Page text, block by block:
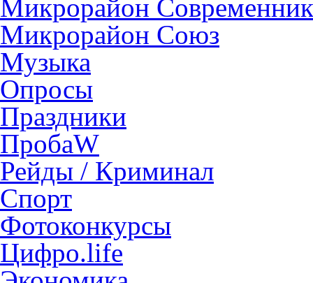
Микрорайон Современник
Микрорайон Союз
Музыка
Опросы
Праздники
ПробаW
Рейды / Криминал
Спорт
Фотоконкурсы
Цифро.life